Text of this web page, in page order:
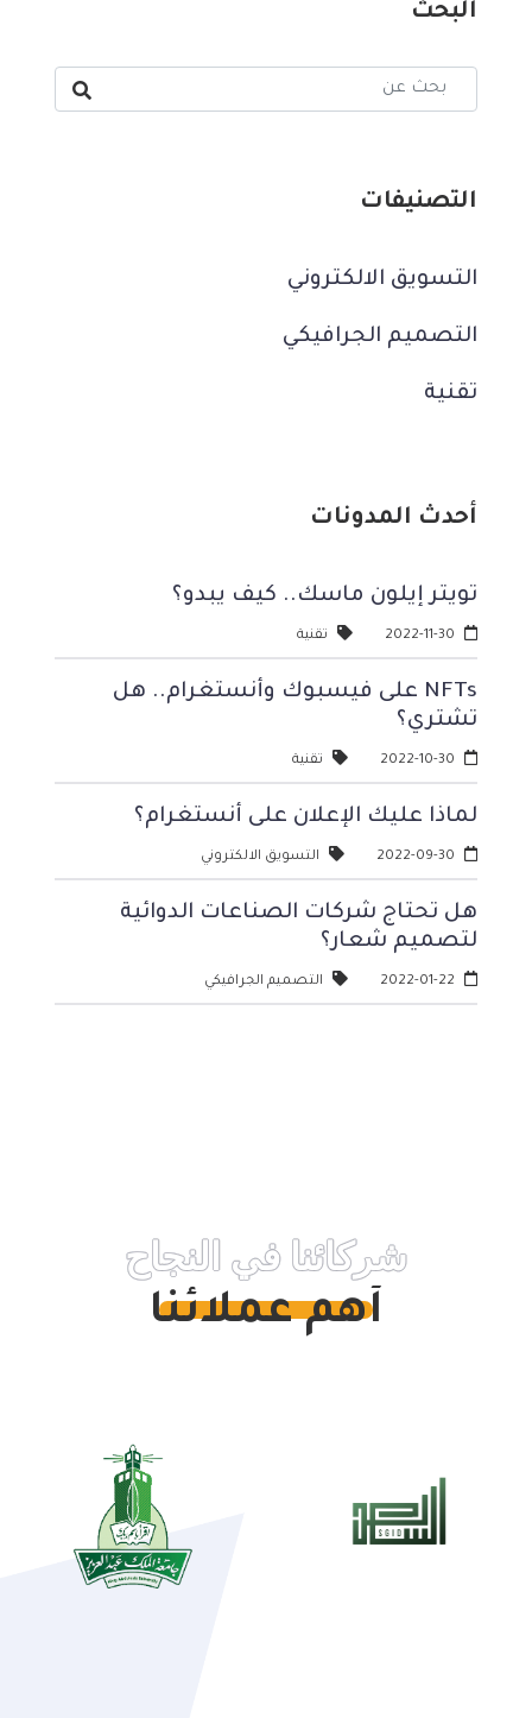
المستخدمين عبروا عن مخاوفهم من التعرض للاحتيال
والسرقة عند ربط أصولهم الرقمية بهويتهم علنًا، إضافة
استراتيجيات واضحة لحماية معلومات مستخدميها، غير أنها
مثل: بيتكوين وإيثيروم، وهو يمثل سند ملكية لمنتجات في
السكنية، والقطع الفنية التي يمكن امتلاك بياناتها وتسجيلها
البحث
التصنيفات
التسويق الالكتروني
التصميم الجرافيكي
تقنية
أحدث المدونات
تويتر إيلون ماسك.. كيف يبدو؟
2022-11-30 تقنية
NFTs على فيسبوك وأنستغرام.. هل
تشتري؟
2022-10-30 تقنية
لماذا عليك الإعلان على أنستغرام؟
2022-09-30 التسويق الالكتروني
هل تحتاج شركات الصناعات الدوائية
لتصميم شعار؟
2022-01-22 التصميم الجرافيكي
شركائنا في النجاح
أهم عملائنا